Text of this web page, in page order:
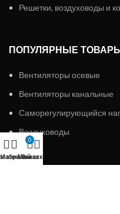
Решетки, воздуховоды и
ПОПУЛЯРНЫЕ
Вентиляторы осевые
Вентиляторы канальные
Саморегулирующийся
Воздуховоды
Избранное
0
Заказ
Мой аккаунт